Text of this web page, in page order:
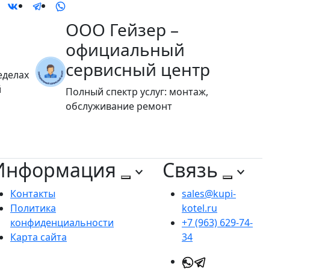
ООО Гейзер –
официальный
сервисный центр
Полный спектр услуг: монтаж,
обслуживание ремонт
Контакты
Политика
конфиденциальности
Карта сайта
Связь
sales@kupi-
kotel.ru
+7 (963) 629-74-
34